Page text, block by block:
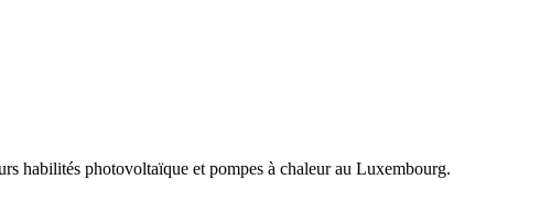
habilités photovoltaïque et pompes à chaleur au Luxembourg.